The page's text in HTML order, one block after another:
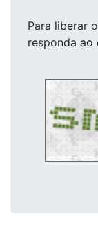
Para liberar
responda ao